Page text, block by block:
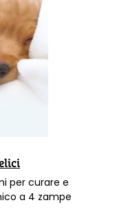
per curare e
amico a 4 zampe